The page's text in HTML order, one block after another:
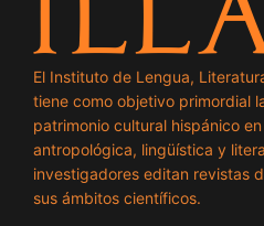
El Instituto de Lengua,
tiene como objetivo primordial
patrimonio cultural hispánico
antropológica, lingüística y
investigadores editan revistas
sus ámbitos científicos.